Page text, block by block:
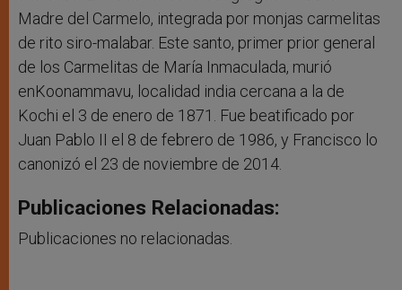
Madre del Carmelo, integrada por monjas carmelitas
de rito siro-malabar. Este santo, primer prior general
de los Carmelitas de María Inmaculada, murió
enKoonammavu, localidad india cercana a la de
Kochi el 3 de enero de 1871. Fue beatificado por
Juan Pablo II el 8 de febrero de 1986, y Francisco lo
canonizó el 23 de noviembre de 2014.
Publicaciones Relacionadas:
Publicaciones no relacionadas.